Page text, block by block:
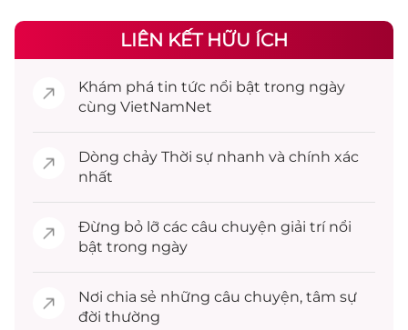
LIÊN KẾT HỮU ÍCH
Khám phá tin tức nổi bật trong ngày
cùng VietNamNet
Dòng chảy Thời sự nhanh và chính xác
nhất
Đừng bỏ lỡ các câu chuyện giải trínổi
bật trong ngày
Nơi chia sẻ những câu chuyện, tâm sự
đời thường